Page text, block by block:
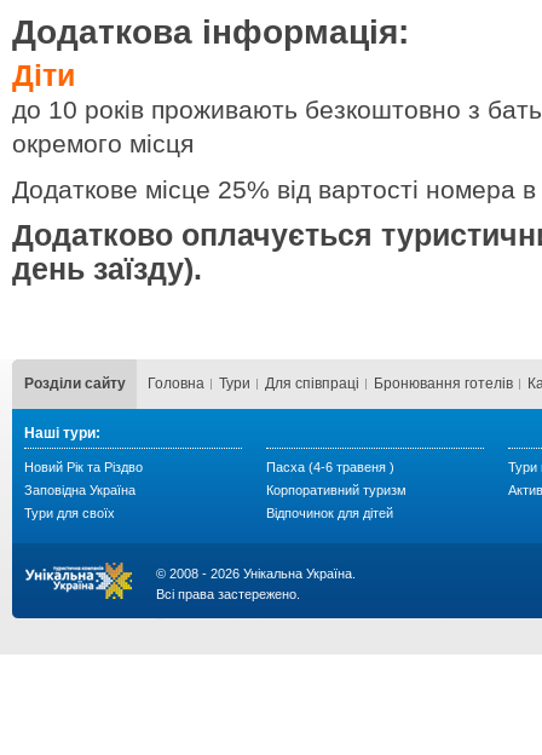
Додаткова інформація:
Діти
до 10 років проживають безкоштовно з
окремого місця
Додаткове місце 25% від вартості номера
Додатково оплачується
день заїзду).
Розділи сайту Головна Тури Для cпівпраці Бронювання готелів
Наші тури:
Новий Рік та Різдво
Заповідна Україна
Тури для своїх
Пасха (4-6 травеня )
Корпоративний туризм
Відпочинок для дітей
Тури
© 2008 - 2026 Унікальна Україна.
Всі права застережено.